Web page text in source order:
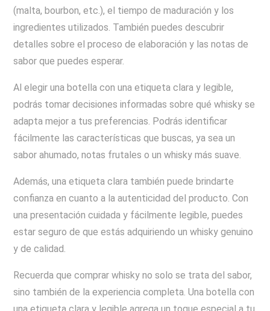
(malta, bourbon, etc.), el tiempo de maduración y los
ingredientes utilizados. También puedes descubrir
detalles sobre el proceso de elaboración y las notas de
sabor que puedes esperar.
Al elegir una botella con una etiqueta clara y legible,
podrás tomar decisiones informadas sobre qué whisky se
adapta mejor a tus preferencias. Podrás identificar
fácilmente las características que buscas, ya sea un
sabor ahumado, notas frutales o un whisky más suave.
Además, una etiqueta clara también puede brindarte
confianza en cuanto a la autenticidad del producto. Con
una presentación cuidada y fácilmente legible, puedes
estar seguro de que estás adquiriendo un whisky genuino
y de calidad.
Recuerda que comprar whisky no solo se trata del sabor,
sino también de la experiencia completa. Una botella con